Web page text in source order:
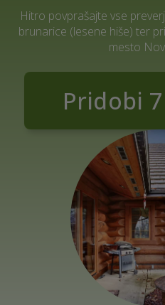
Hitro povprašajte vse
brunarice (lesene hiše) ter
mesto
Pridobi